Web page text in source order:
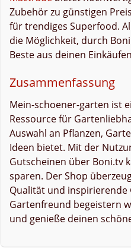
Zubehör zu günstigen
für trendiges Superfood.
die Möglichkeit, durch
Beste aus deinen
Zusammenfassung
Mein-schoener-garten ist
Ressource für
Auswahl an Pflanzen,
Ideen bietet. Mit der
Gutscheinen über Boni.tv
sparen. Der Shop
Qualität und inspirierende
Gartenfreund begeistern
und genieße deinen